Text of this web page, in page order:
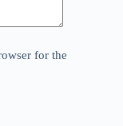
for the